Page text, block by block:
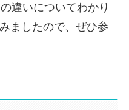
違いについてわかり
ましたので、ぜひ参